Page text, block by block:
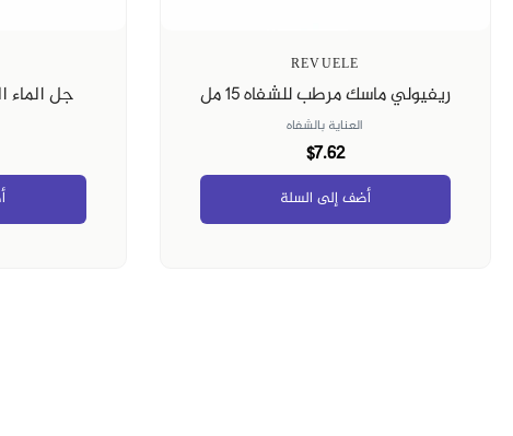
REVUELE
ريفيولي ماسك مرطب للشفاه ١٥ مل
العناية بالشفاه
$7.62
أضف إلى السلة
جل الماء